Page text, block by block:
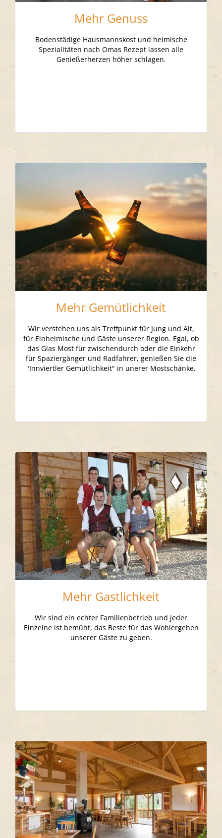
Mehr Genuss
Bodenstädige Hausmannskost und heimische
Spezialitäten nach Omas Rezept lassen alle
Genießerherzen höher schlagen.
Mehr Gemütlichkeit
Wir verstehen uns als Treffpunkt für Jung und Alt,
für Einheimische und Gäste unserer Region. Egal, ob
das Glas Most für zwischendurch oder die Einkehr
für Spaziergänger und Radfahrer, genießen Sie die
"Innviertler Gemütlichkeit" in unerer Mostschänke.
Mehr Gastlichkeit
Wir sind ein echter Familienbetrieb und jeder
Einzelne ist bemüht, das Beste für das Wohlergehen
unserer Gäste zu geben.